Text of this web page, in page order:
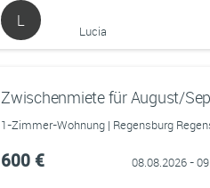
L
Lucia
Zwischenmiete für August/
1-Zimmer-Wohnung | Regensburg
600 € 08.08.2026 -